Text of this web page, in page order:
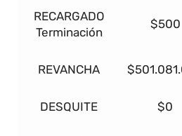
RECARGADO
Terminación
$500
REVANCHA
DESQUITE $0